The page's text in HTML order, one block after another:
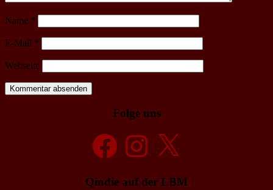
Name *
E-Mail *
Webseite
Folge uns
FacebookInstagramX
Qindie auf der LBM